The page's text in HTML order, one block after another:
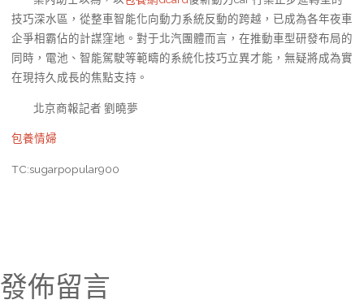
技巧深水區，從整車智能化向動力系統反動的跨越，已成為各年夜車
企爭相霸佔的計謀窪地。對于北汽團體而言，在推動車型研發布局的
同時，電池、智能駕駛等範疇的系統化技巧立異才能，無疑將成為實
在現持久成長的焦點支持。
北京商報記者 劉曉夢
包養情婦
TC:sugarpopular900
發佈留言